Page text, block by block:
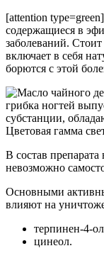
[attention
содержащиеся в
заболеваний. Стоит
включает в себя
борются с этой
грибка ногтей
субстанции,
Цветовая гамма
В состав препарата
невозможно
Основными
влияют на
терпинен-4-
цинеол.